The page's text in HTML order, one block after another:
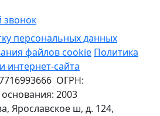
звонок
персональных данных
файлов cookie Политика
интернет-сайта
ОГРН:
2003
, Ярославское ш, д. 124,